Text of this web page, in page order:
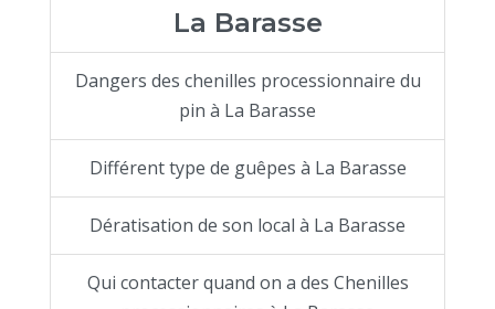
La Barasse
Dangers des chenilles processionnaire du
pin à La Barasse
Différent type de guêpes à La Barasse
Dératisation de son local à La Barasse
Qui contacter quand on a des Chenilles